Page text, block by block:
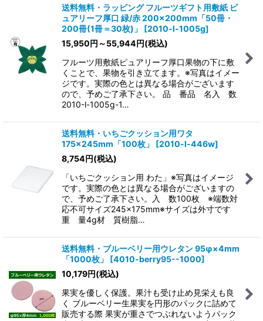
送料無料・ラッピング フルーツギフト用敷紙 ピ
ュアリーフ厚口 緑/赤 200×200mm「50冊・
200冊(1冊＝30枚)」
[2010-l-1005g]
15,950円 ～55,944円(税込)
フルーツ用敷紙ピュアリーフ厚口果物の下に敷
くことで、果物を引き立てます。※写真はイメー
ジです。実際の色とは異なる場合がございます
ので、予めご了承下さい。 品 番品 名入 数
2010-l-1005g-1…
送料無料・いちごクッション用ワタ
175×245mm「100枚」
[2010-l-446w]
8,754円(税込)
「いちごクッション用 わた」※写真はイメージ
です。実際の色とは異なる場合がございますの
で、予めご了承下さい。入 数100枚 ※端数対
応不可サイズ245×175mm※サイズは外寸です
重 量4g材 質樹脂…
送料無料・ブルーベリー用ウレタン 95φ×4mm
「1000枚」
[4010-berry95--1000]
10,179円(税込)
果実を優しく保護。果汁も受け止め見栄えも良
く ブルーベリー生果実を円形のパックに詰めて
販売する際 果実が重さでつぶれないようパック